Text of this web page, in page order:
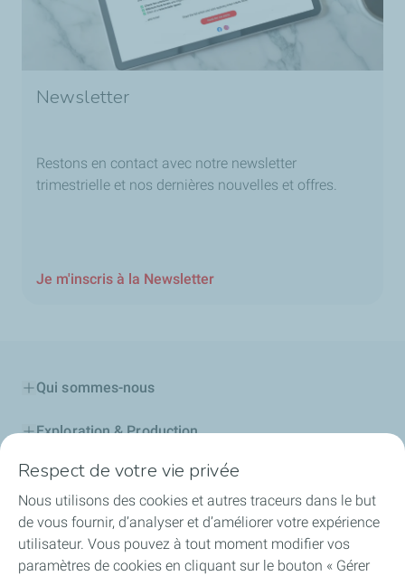
Newsletter
Restons en contact avec notre newsletter
trimestrielle et nos dernières nouvelles et offres.
Je m'inscris à la Newsletter
Qui sommes-nous
Exploration & Production
Stations Service
Lubrifiants Automobiles
Professionnels
Respect de votre vie privée
Nous utilisons des cookies et autres traceurs dans le but
de vous fournir, d’analyser et d’améliorer votre expérience
utilisateur. Vous pouvez à tout moment modifier vos
paramètres de cookies en cliquant sur le bouton « Gérer